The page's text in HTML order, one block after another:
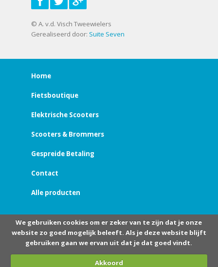
© A. v.d. Visch Tweewielers
Gerealiseerd door: Suite Seven
Home
Fietsboutique
Elektrische Scooters
Scooters & Brommers
Gespreide Betaling
Contact
Alle producten
We gebruiken cookies om er zeker van te zijn dat je onze
website zo goed mogelijk beleeft. Als je deze website blijft
gebruiken gaan we ervan uit dat je dat goed vindt.
Akkoord